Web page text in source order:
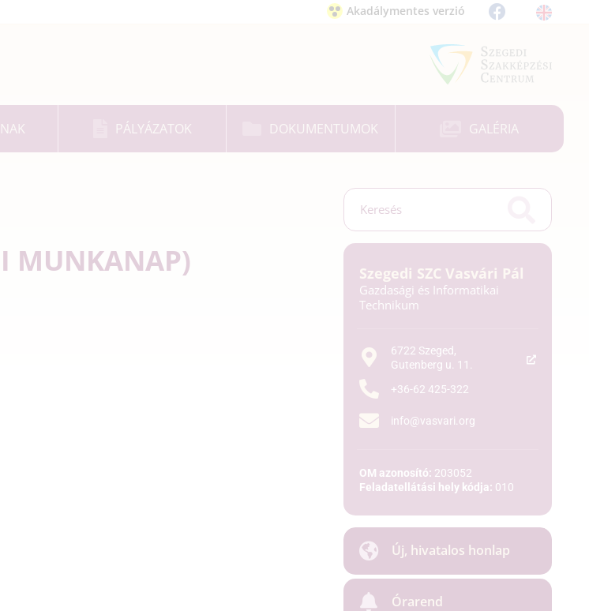
Akadálymentes verzió
PÁLYÁZATOK DOKUMENTUMOK GALÉRIA
MUNKANAP) Szegedi SZC Vasvári Pál
Gazdasági és Informatikai
Technikum
6722 Szeged,
Gutenberg u. 11.
+36-62 425-322
info@vasvari.org
OM azonosító: 203052
Feladatellátási hely kódja: 010
Új, hivatalos honlap
Órarend